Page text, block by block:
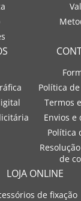
Política
Termos
Envios e
Política
de
LOJA ONLINE
de fixação